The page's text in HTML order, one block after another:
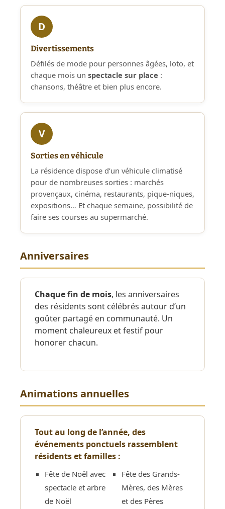
D
Divertissements
Défilés de mode pour personnes âgées, loto, et
chaque mois un spectacle sur place :
chansons, théâtre et bien plus encore.
V
Sorties en véhicule
La résidence dispose d’un véhicule climatisé
pour de nombreuses sorties : marchés
provençaux, cinéma, restaurants, pique-niques,
expositions… Et chaque semaine, possibilité de
faire ses courses au supermarché.
Anniversaires
Chaque fin de mois, les anniversaires
des résidents sont célébrés autour d’un
goûter partagé en communauté. Un
moment chaleureux et festif pour
honorer chacun.
Animations annuelles
Tout au long de l’année, des
événements ponctuels rassemblent
résidents et familles :
Fête de Noël avec
spectacle et arbre
de Noël
Fête des Grands-
Mères, des Mères
et des Pères